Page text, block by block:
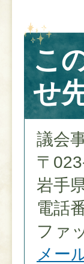
こ
せ
議会
〒
岩手
電話
ファ
メー